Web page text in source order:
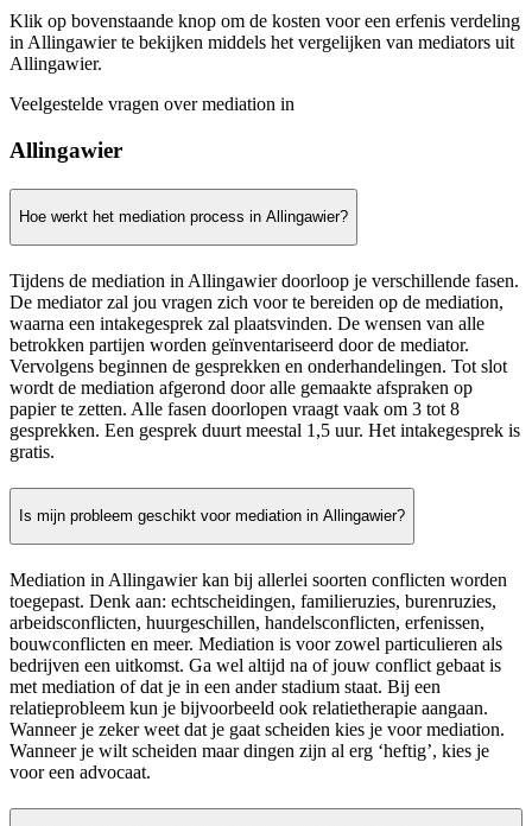
Klik op bovenstaande knop om de kosten voor een erfenis verdeling
in Allingawier te bekijken middels het vergelijken van mediators uit
Allingawier.
Veelgestelde vragen over mediation in
Allingawier
Hoe werkt het mediation process in Allingawier?
Tijdens de mediation in Allingawier doorloop je verschillende fasen.
De mediator zal jou vragen zich voor te bereiden op de mediation,
waarna een intakegesprek zal plaatsvinden. De wensen van alle
betrokken partijen worden geïnventariseerd door de mediator.
Vervolgens beginnen de gesprekken en onderhandelingen. Tot slot
wordt de mediation afgerond door alle gemaakte afspraken op
papier te zetten. Alle fasen doorlopen vraagt vaak om 3 tot 8
gesprekken. Een gesprek duurt meestal 1,5 uur. Het intakegesprek is
gratis.
Is mijn probleem geschikt voor mediation in Allingawier?
Mediation in Allingawier kan bij allerlei soorten conflicten worden
toegepast. Denk aan: echtscheidingen, familieruzies, burenruzies,
arbeidsconflicten, huurgeschillen, handelsconflicten, erfenissen,
bouwconflicten en meer. Mediation is voor zowel particulieren als
bedrijven een uitkomst. Ga wel altijd na of jouw conflict gebaat is
met mediation of dat je in een ander stadium staat. Bij een
relatieprobleem kun je bijvoorbeeld ook relatietherapie aangaan.
Wanneer je zeker weet dat je gaat scheiden kies je voor mediation.
Wanneer je wilt scheiden maar dingen zijn al erg ‘heftig’, kies je
voor een advocaat.